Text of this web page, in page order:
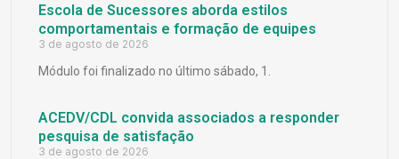
Escola de Sucessores aborda estilos
comportamentais e formação de equipes
3 de agosto de 2026
Módulo foi finalizado no último sábado, 1.
ACEDV/CDL convida associados a responder
pesquisa de satisfação
3 de agosto de 2026